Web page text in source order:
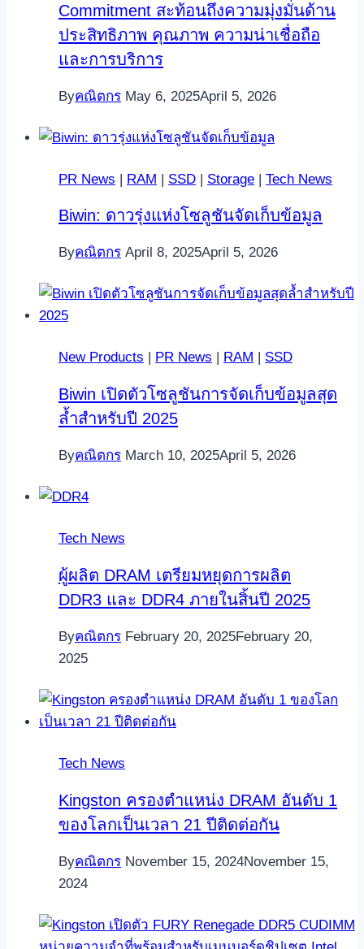
Commitment สะท้อนถึงความมุ่งมั่นด้าน
ประสิทธิภาพ คุณภาพ ความน่าเชื่อถือ
และการบริการ
Byคณิตกร May 6, 2025April 5, 2026
PR News | RAM | SSD | Storage | Tech News
Biwin: ดาวรุ่งแห่งโซลูชันจัดเก็บข้อมูล
Byคณิตกร April 8, 2025April 5, 2026
New Products PR News RAM SSD
Biwin เปิดตัวโซลูชันการจัดเก็บข้อมูลสุด
ล้ำสำหรับปี 2025
Byคณิตกร March 10, 2025April 5, 2026
Tech News
ผู้ผลิต DRAM เตรียมหยุดการผลิต
DDR3 และ DDR4 ภายในสิ้นปี 2025
Byคณิตกร February 20, 2025February 20,
2025
Tech News
Kingston ครองตำแหน่ง DRAM อันดับ 1
ของโลกเป็นเวลา 21 ปีติดต่อกัน
Byคณิตกร November 15, 2024November 15,
2024